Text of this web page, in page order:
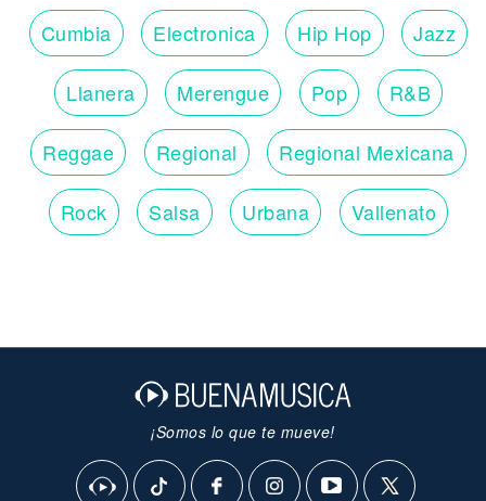
Cumbia Electronica Hip Hop Jazz
Llanera Merengue Pop R&B
Reggae Regional Regional Mexicana
Rock Salsa Urbana Vallenato
¡Somos lo que te mueve!